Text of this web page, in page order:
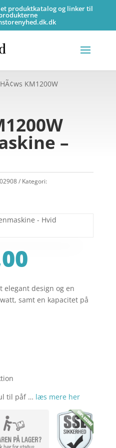
et produktkatalog og linker til
KM1200W
–
Kategori:
elegant design og en
samt en kapacitet på
til påf … læs mere her